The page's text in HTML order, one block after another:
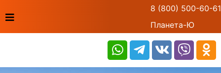
8 (800) 500-60-61
Планета-Ю